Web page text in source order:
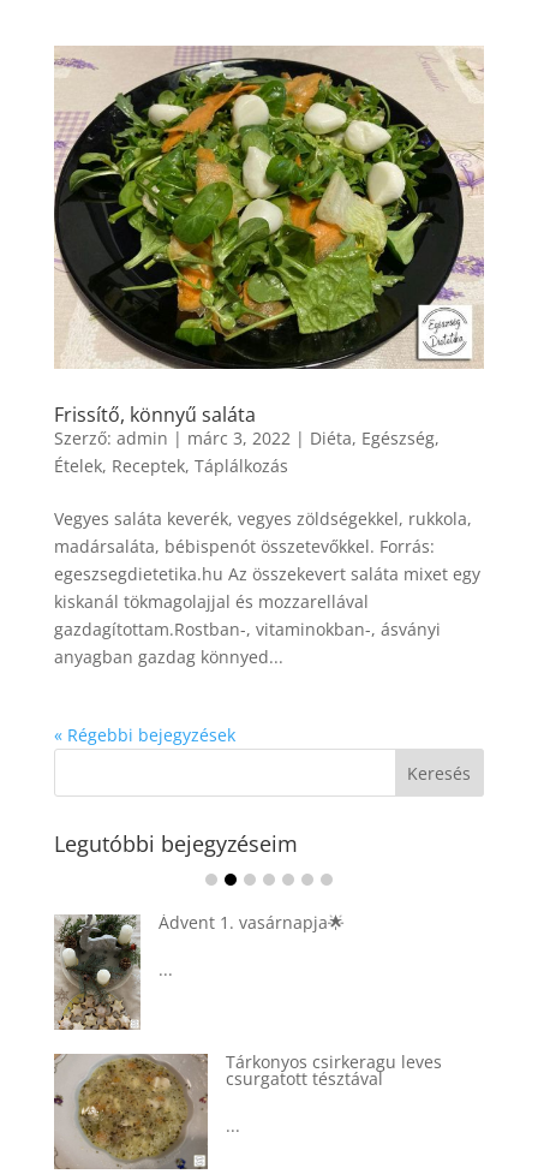
Frissítő, könnyű saláta
Szerző: admin | márc 3, 2022| Diéta, Egészség,
Ételek, Receptek, Táplálkozás
Vegyes saláta keverék, vegyes zöldségekkel, rukkola,
madársaláta, bébispenót összetevőkkel. Forrás:
egeszsegdietetika.hu Az összekevert saláta mixet egy
kiskanál tökmagolajjal és mozzarellával
gazdagítottam.Rostban-, vitaminokban-, ásványi
anyagban gazdag könnyed...
« Régebbi bejegyzések
Legutóbbi bejegyzéseim
Ádvent 1. vasárnapja🌟
...
Tárkonyos csirkeragu leves
csurgatott tésztával
...